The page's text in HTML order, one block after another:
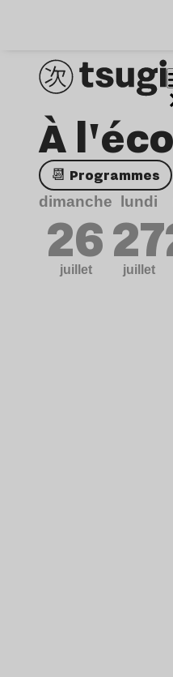
À
📆 Programmes
dimanche
26
juillet
lundi
27
juillet